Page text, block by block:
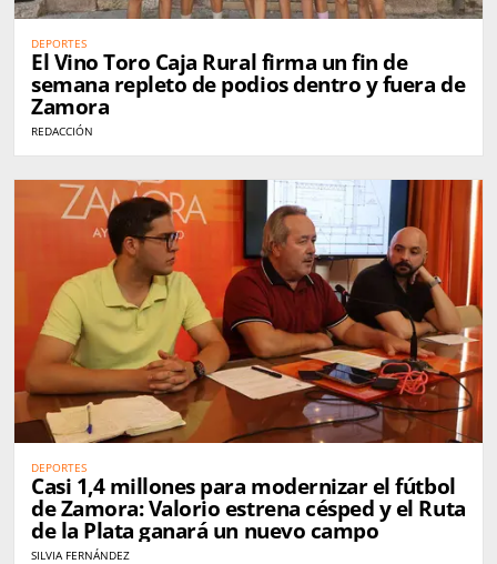
DEPORTES
El Vino Toro Caja Rural firma un fin de
semana repleto de podios dentro y fuera de
Zamora
REDACCIÓN
DEPORTES
Casi 1,4 millones para modernizar el fútbol
de Zamora: Valorio estrena césped y el Ruta
de la Plata ganará un nuevo campo
SILVIA FERNÁNDEZ